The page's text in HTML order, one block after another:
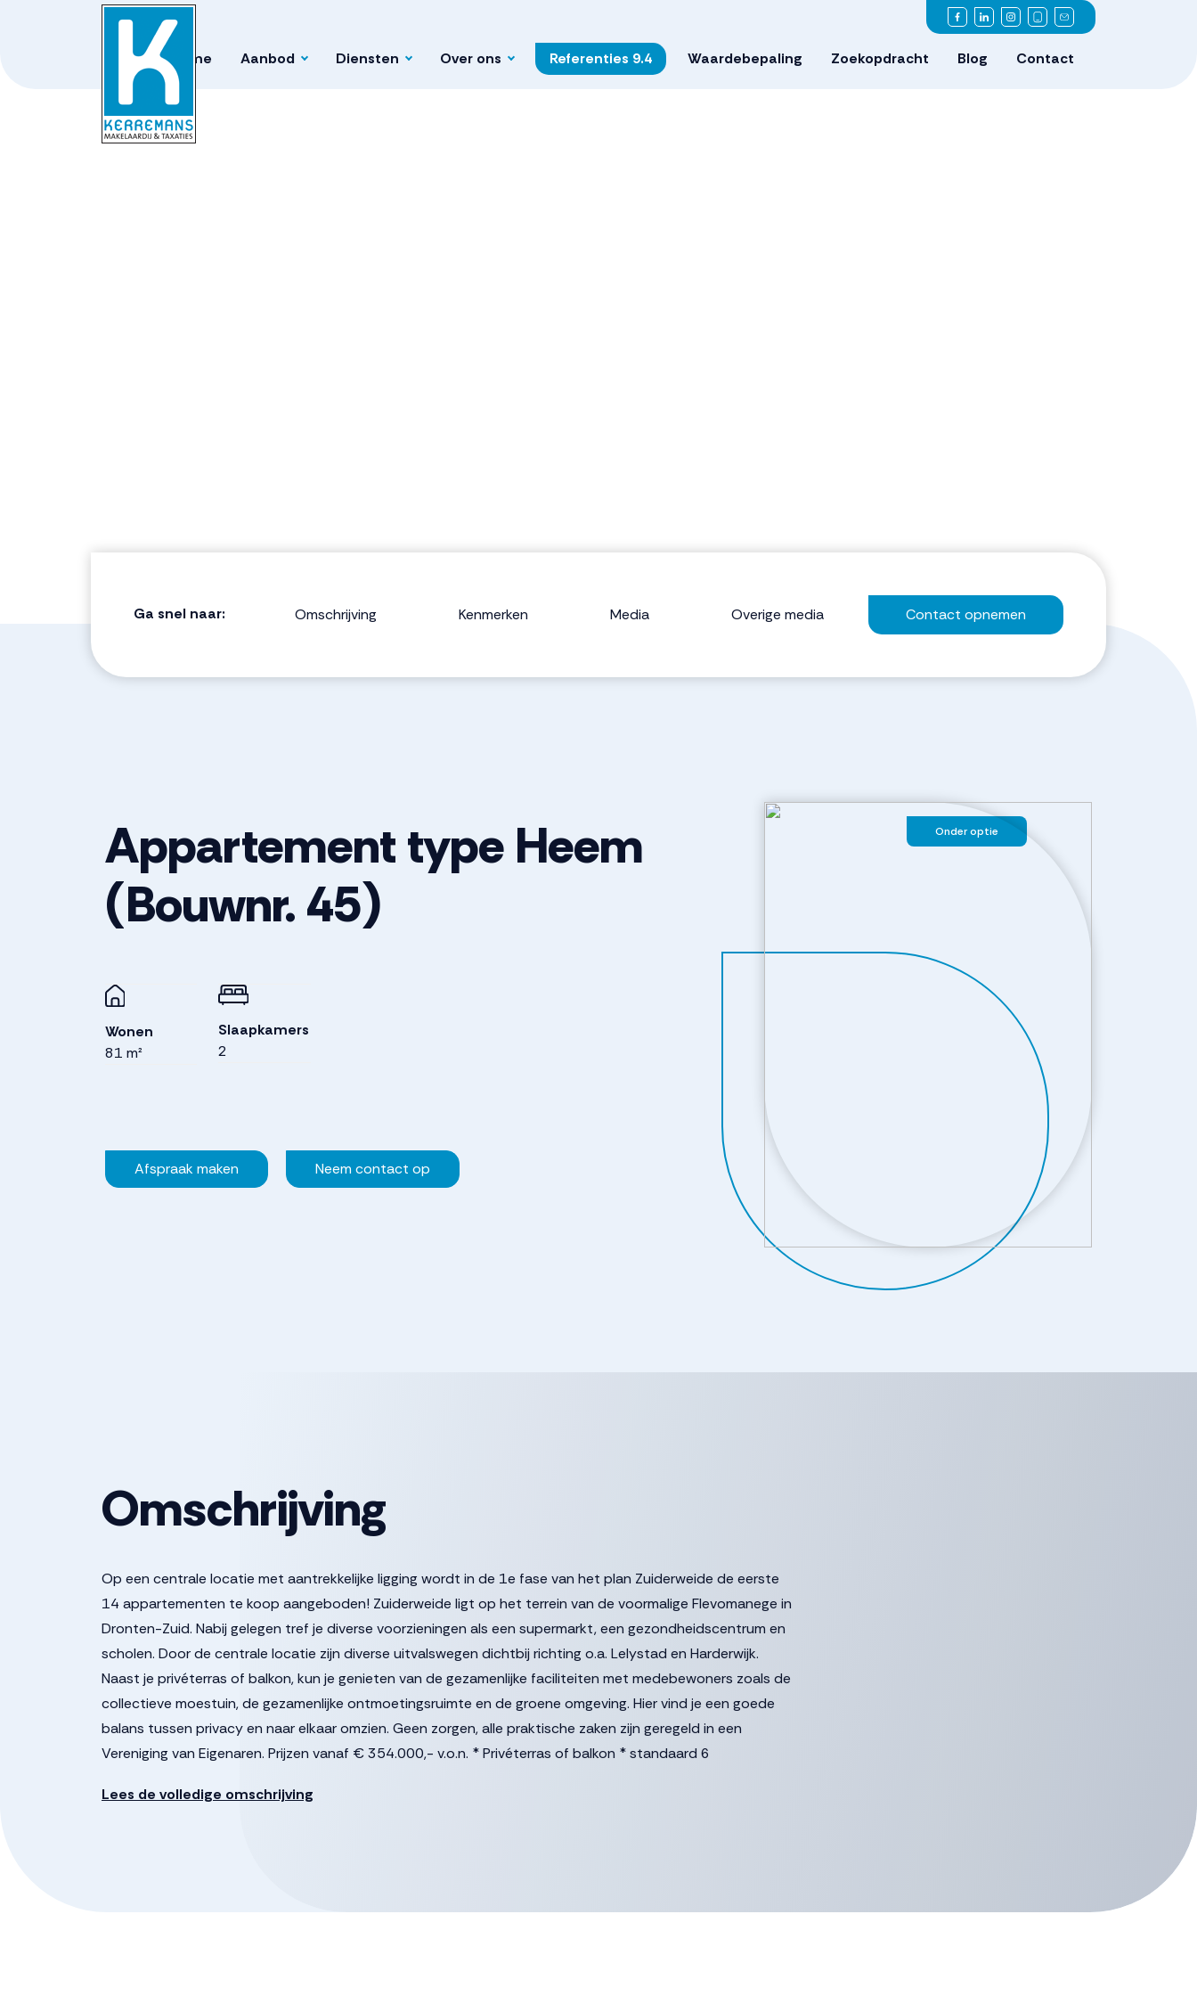
Home Aanbod Diensten Over ons Referenties 9.4 Waardebepaling Zoekopdracht Blog Contact
Onder optie
Appartement type Heem
(Bouwnr. 45)
Wonen
81 m²
Slaapkamers
2
Afspraak maken Neem contact op
Ga snel naar: Omschrijving Kenmerken Media Overige media Contact opnemen
Omschrijving
Op een centrale locatie met aantrekkelijke ligging wordt in de 1e fase van het plan Zuiderweide de eerste
14 appartementen te koop aangeboden! Zuiderweide ligt op het terrein van de voormalige Flevomanege in
Dronten-Zuid. Nabij gelegen tref je diverse voorzieningen als een supermarkt, een gezondheidscentrum en
scholen. Door de centrale locatie zijn diverse uitvalswegen dichtbij richting o.a. Lelystad en Harderwijk.
Naast je privéterras of balkon, kun je genieten van de gezamenlijke faciliteiten met medebewoners zoals de
collectieve moestuin, de gezamenlijke ontmoetingsruimte en de groene omgeving. Hier vind je een goede
balans tussen privacy en naar elkaar omzien. Geen zorgen, alle praktische zaken zijn geregeld in een
Vereniging van Eigenaren. Prijzen vanaf € 354.000,- v.o.n. * Privéterras of balkon * standaard 6
badkamer * 2 slaapkamers * berging op de begane grond Inschrijven kan via de website
Lees de volledige omschrijving